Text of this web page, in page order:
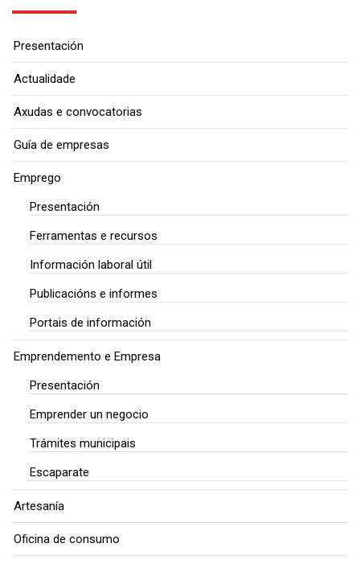
Presentación
Actualidade
Axudas e convocatorias
Guía de empresas
Emprego
Presentación
Ferramentas e recursos
Información laboral útil
Publicacións e informes
Portais de información
Emprendemento e Empresa
Presentación
Emprender un negocio
Trámites municipais
Escaparate
Artesanía
Oficina de consumo